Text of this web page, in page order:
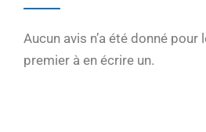
Aucun avis n’a été donné pour
premier à en écrire un.